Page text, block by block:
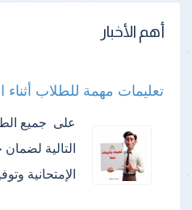
أهم الأخبار
تعليمات مهمة للطلاب أثناء
على جميع
التالية
الإمتحانية